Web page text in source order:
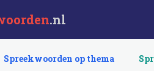
.nl
Spreekwoorden op thema